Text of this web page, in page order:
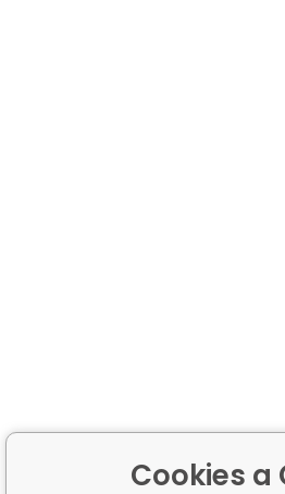
Cookies a